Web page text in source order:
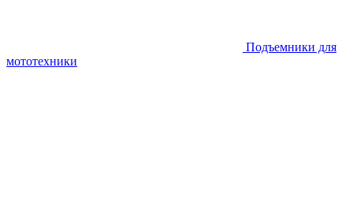
Подъемники для
мототехники